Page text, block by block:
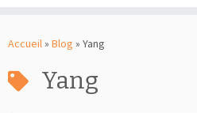
auAccueil» Blog » Yang
Yang